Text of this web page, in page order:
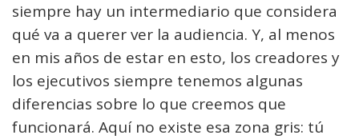
siempre hay un intermediario que considera
qué va a querer ver la audiencia. Y, al menos
en mis años de estar en esto, los creadores y
los ejecutivos siempre tenemos algunas
diferencias sobre lo que creemos que
funcionará. Aquí no existe esa zona gris: tú